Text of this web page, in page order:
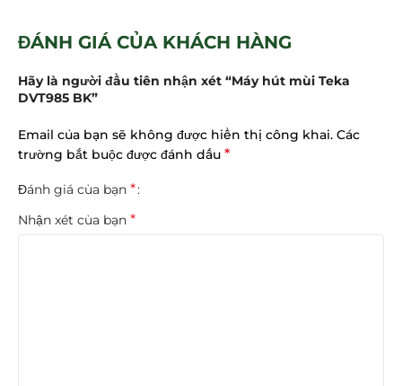
ĐÁNH GIÁ CỦA KHÁCH HÀNG
Hãy là người đầu tiên nhận xét “Máy hút mùi Teka
DVT985 BK”
Email của bạn sẽ không được hiển thị công khai. Các
trường bắt buộc được đánh dấu *
Đánh giá của bạn *
Nhận xét của bạn *